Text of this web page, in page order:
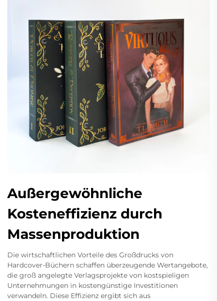
Außergewöhnliche
Kosteneffizienz durch
Massenproduktion
Die wirtschaftlichen Vorteile des Großdrucks von
Hardcover-Büchern schaffen überzeugende Wertangebote,
die groß angelegte Verlagsprojekte von kostspieligen
Unternehmungen in kostengünstige Investitionen
verwandeln. Diese Effizienz ergibt sich aus